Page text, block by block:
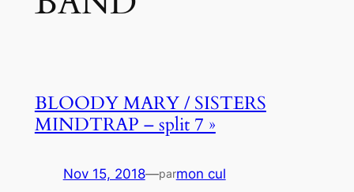
BLOODY MARY / SISTERS
MINDTRAP – split 7 »
Nov 15, 2018—parmon cul